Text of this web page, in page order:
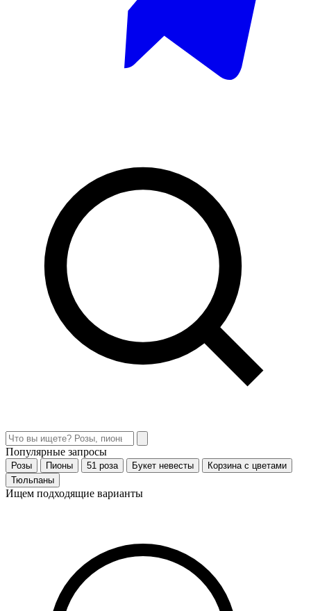
Популярные запросы
Розы Пионы 51 роза Букет невесты
Корзина с цветами
Тюльпаны
Ищем подходящие варианты